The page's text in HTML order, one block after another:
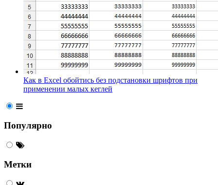
Как в Excel обойтись без подстановки шрифтов при
применении малых кеглей
Популярно
Метки